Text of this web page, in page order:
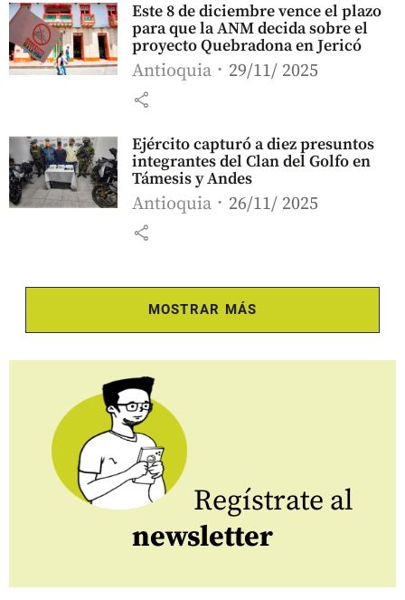
Este 8 de diciembre vence el plazo
para que la ANM decida sobre el
proyecto Quebradona en Jericó
Antioquia 29/11/ 2025
share
Ejército capturó a diez presuntos
integrantes del Clan del Golfo en
Támesis y Andes
Antioquia 26/11/ 2025
share
MOSTRAR MÁS
Regístrate al
newsletter